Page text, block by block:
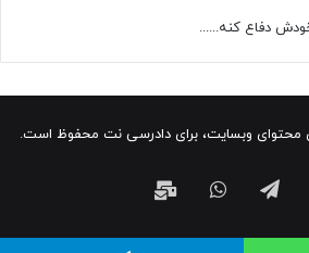
دفاع کنه......
وبسایت، برای دادرسی نت محفوظ است.
تلگرامواتس
آپ
ایمیل